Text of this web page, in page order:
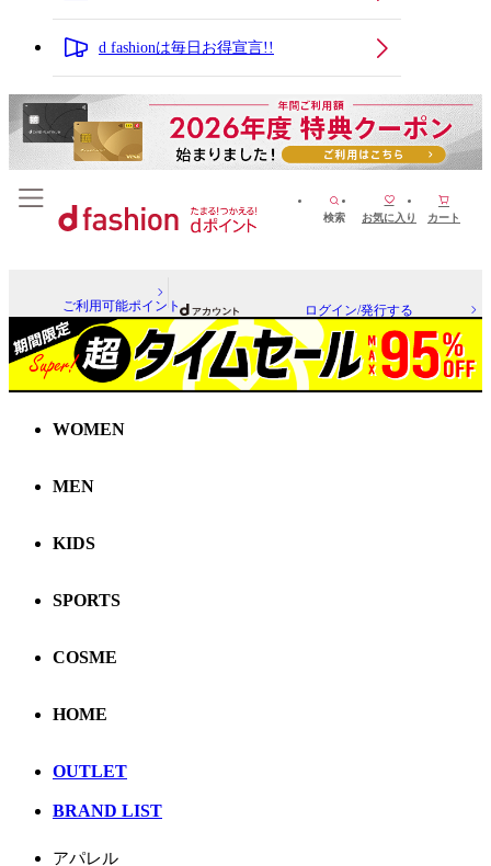
d fashionは毎日お得宣言!!
検索 お気に入り カート
ご利用可能ポイント ログイン/発行する
WOMEN
MEN
KIDS
SPORTS
COSME
HOME
OUTLET
BRAND LIST
アパレル